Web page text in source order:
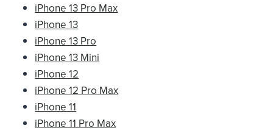
iPhone 13 Pro Max
iPhone 13
iPhone 13 Pro
iPhone 13 Mini
iPhone 12
iPhone 12 Pro Max
iPhone 11
iPhone 11 Pro Max